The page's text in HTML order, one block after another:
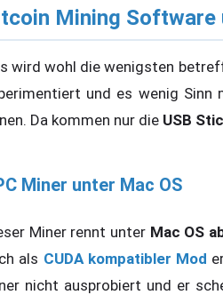
Mining Software
wird wohl die wenigsten
und es wenig Sinn
Da kommen nur die USB
Miner unter Mac OS
Miner rennt unter Mac OS
als CUDA kompatibler Mod
nicht ausprobiert und er